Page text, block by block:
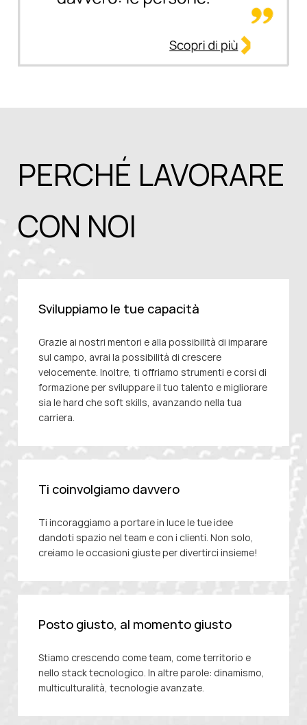
PERCHÉ LAVORARE
CON NOI
Sviluppiamo le tue capacità
Grazie ai nostri mentori e alla possibilità di imparare
sul campo, avrai la possibilità di crescere
velocemente. Inoltre, ti offriamo strumenti e corsi di
formazioneper sviluppare il tuo talento e migliorare
sia le hard che soft skills, avanzando nella tua
carriera.
Ti coinvolgiamo davvero
Ti incoraggiamo a portare in luce le tue idee
dandoti spazio nel team e con i clienti. Non solo,
creiamo le occasioni giuste per divertirci insieme!
Posto giusto, al momento giusto
Stiamo crescendo cometeam, come territorio e
nello stacktecnologico. In altre parole: dinamismo,
multiculturalità, tecnologie avanzate.